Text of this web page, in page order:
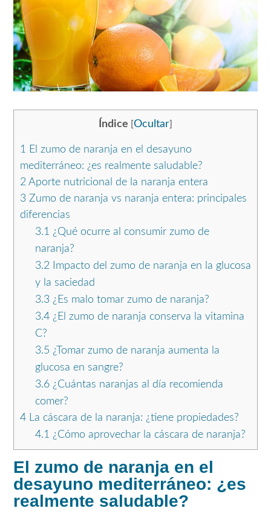
Índice Ocultar
1 El zumo de naranja en el desayuno
mediterráneo: ¿es realmente saludable?
2 Aporte nutricional de la naranja entera
3 Zumo de naranja vs naranja entera: principales
diferencias
3.1 ¿Qué ocurre al consumir zumo de
naranja?
3.2Impacto del zumo de naranja en la glucosa
y la saciedad
3.3¿Es malo tomar zumo de naranja?
3.4¿El zumo de naranja conserva la vitamina
C?
3.5 ¿Tomar zumo de naranja aumenta la
glucosa en sangre?
3.6¿Cuántas naranjas al día recomienda
comer?
4 La cáscara de la naranja: ¿tiene propiedades?
4.1 ¿Cómo aprovechar la cáscara de naranja?
El zumo de naranja en el
desayuno mediterráneo: ¿es
realmente saludable?